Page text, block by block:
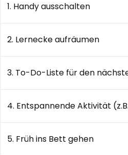
1. Handy ausschalten
2. Lernecke aufräumen
3. To-Do-Liste für den
4. Entspannende Aktivität
5. Früh ins Bett gehen